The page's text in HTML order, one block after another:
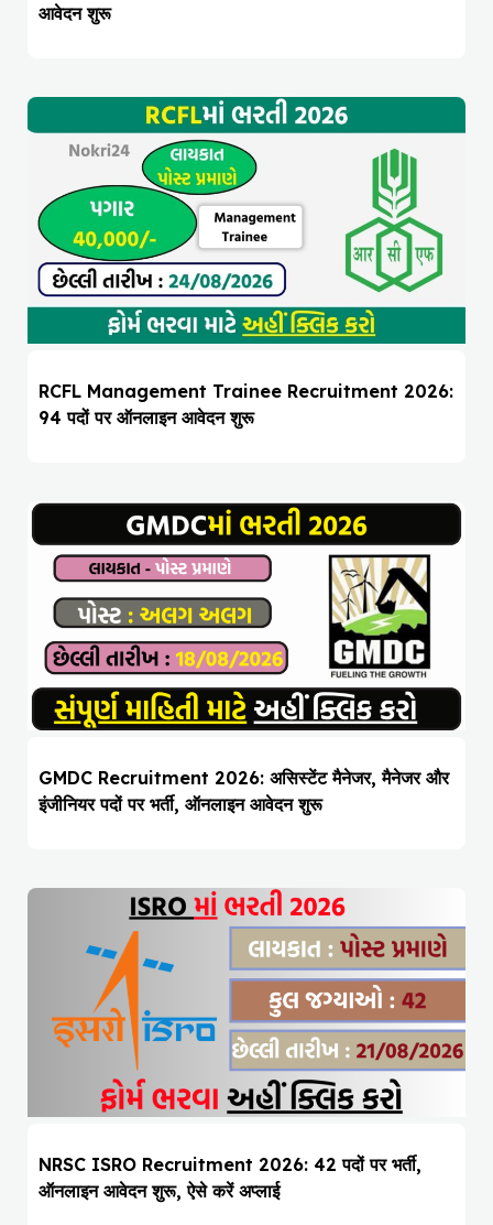
आवेदन शुरू
RCFL Management Trainee Recruitment 2026:
94 पदों पर ऑनलाइन आवेदन शुरू
GMDC Recruitment 2026: असिस्टेंट मैनेजर, मैनेजर और
इंजीनियर पदों पर भर्ती, ऑनलाइन आवेदन शुरू
NRSC ISRO Recruitment 2026: 42 पदों पर भर्ती,
ऑनलाइन आवेदन शुरू, ऐसे करें अप्लाई